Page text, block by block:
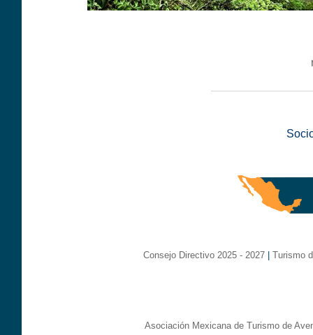
Consejo Directivo 2025 - 2027| Turismo
Asociación Mexicana de Turismo de